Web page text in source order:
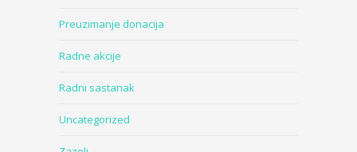
Preuzimanje donacija
Radne akcije
Radni sastanak
Uncategorized